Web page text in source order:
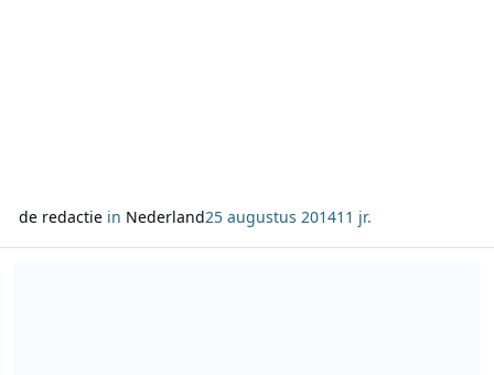
de redactiein Nederland25 augustus 201411 jr.